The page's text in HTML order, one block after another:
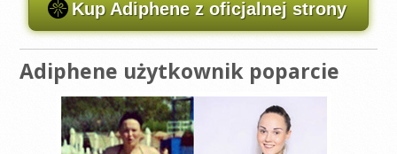
Kup Adiphene z oficjalnej strony
Adiphene użytkownik poparcie